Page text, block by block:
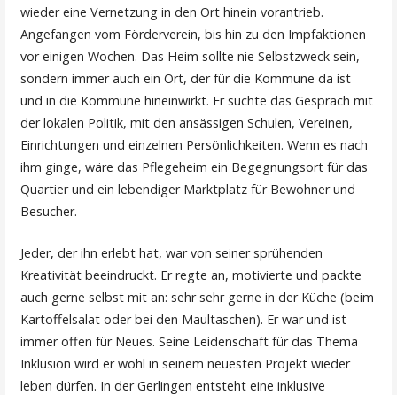
wieder eine Vernetzung in den Ort hinein vorantrieb.
Angefangen vom Förderverein, bis hin zu den Impfaktionen
vor einigen Wochen. Das Heim sollte nie Selbstzweck sein,
sondern immer auch ein Ort, der für die Kommune da ist
und in die Kommune hineinwirkt. Er suchte das Gespräch mit
der lokalen Politik, mit den ansässigen Schulen, Vereinen,
Einrichtungen und einzelnen Persönlichkeiten. Wenn es nach
ihm ginge, wäre das Pflegeheim ein Begegnungsort für das
Quartier und ein lebendiger Marktplatz für Bewohner und
Besucher.
Jeder, der ihn erlebt hat, war von seiner sprühenden
Kreativität beeindruckt. Er regte an, motivierte und packte
auch gerne selbst mit an: sehr sehr gerne in der Küche (beim
Kartoffelsalat oder bei den Maultaschen). Er war und ist
immer offen für Neues. Seine Leidenschaft für das Thema
Inklusion wird er wohl in seinem neuesten Projekt wieder
leben dürfen. In der Gerlingen entsteht eine inklusive